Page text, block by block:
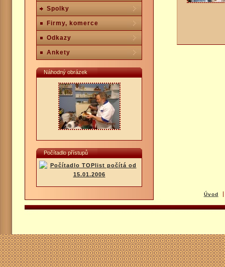
Spolky
Firmy, komerce
Odkazy
Ankety
Náhodný obrázek
Počítadlo přístupů
Úvod